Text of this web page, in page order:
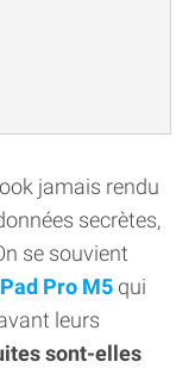
jamais rendu
secrètes,
se souvient
Pro M5 qui
leurs
sont-elles